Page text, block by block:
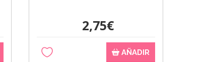
2,75€
AÑADIR